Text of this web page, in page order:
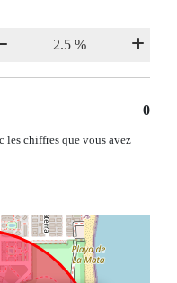
0
les chiffres que vous avez